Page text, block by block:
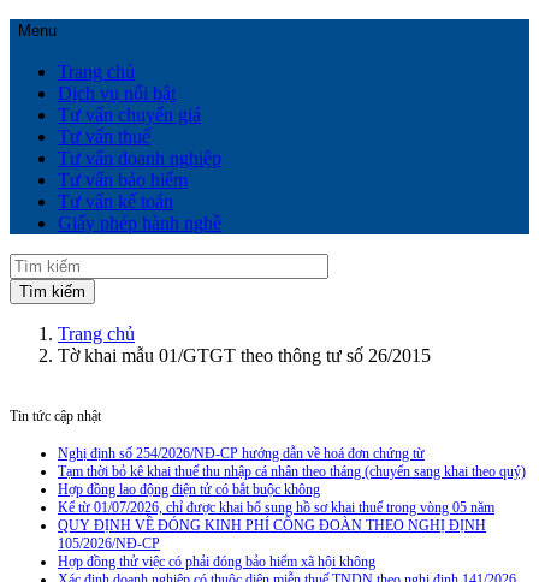
Menu
Trang chủ
Dịch vụ nổi bật
Tư vấn chuyển giá
Tư vấn thuế
Tư vấn doanh nghiệp
Tư vấn bảo hiểm
Tư vấn kế toán
Giấy phép hành nghề
Trang chủ
Tờ khai mẫu 01/GTGT theo thông tư số 26/2015
Tin tức cập nhật
Nghị định số 254/2026/NĐ-CP hướng dẫn về hoá đơn chứng từ
Tạm thời bỏ kê khai thuế thu nhập cá nhân theo tháng (chuyển sang khai theo quý)
Hợp đồng lao động điện tử có bắt buộc không
Kể từ 01/07/2026, chỉ được khai bổ sung hồ sơ khai thuế trong vòng 05 năm
QUY ĐỊNH VỀ ĐÓNG KINH PHÍ CÔNG ĐOÀN THEO NGHỊ ĐỊNH
105/2026/NĐ-CP
Hợp đồng thử việc có phải đóng bảo hiểm xã hội không